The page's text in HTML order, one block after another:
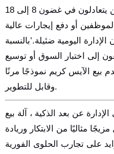
50٪ ، فإن العديد من المشغلين يتعادلون في غضون 8 إلى 18
أو دفع إيجارات عالية
اليومية ضئيلة.’بالنسبة
إلى اختبار السوق أو توسيع
بيع الآيس كريم نموذجًا مرنًا
وقابل للتطوير.
عن بعد الذكية ، آلة بيع
مثاليًا من الابتكار وريادة
على تجارب الحلوى الفورية